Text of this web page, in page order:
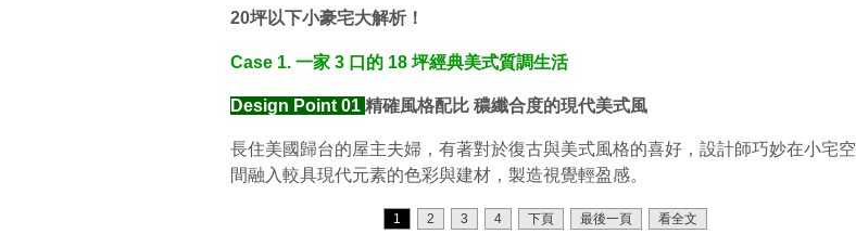
20坪以下小豪宅大解析！
Case 1. 一家 3 口的 18 坪經典美式質調生活
Design Point 01 精確風格配比 穠纖合度的現代美式風
長住美國歸台的屋主夫婦，有著對於復古與美式風格的喜好，設計師巧妙在小宅空
間融入較具現代元素的色彩與建材，製造視覺輕盈感。
1 2 3 4 下頁 最後一頁 看全文